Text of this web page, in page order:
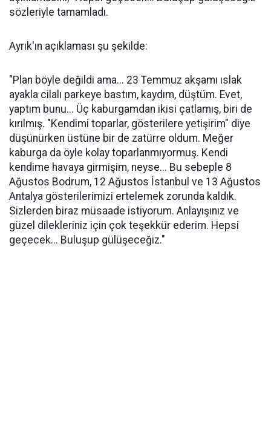
sözleriyle tamamladı.
Ayrık'ın açıklaması şu şekilde:
"Plan böyle değildi ama... 23 Temmuz akşamı ıslak
ayakla cilalı parkeye bastım, kaydım, düştüm. Evet,
yaptım bunu... Üç kaburgamdan ikisi çatlamış, biri de
kırılmış. "Kendimi toparlar, gösterilere yetişirim" diye
düşünürken üstüne bir de zatürre oldum. Meğer
kaburga da öyle kolay toparlanmıyormuş. Kendi
kendime havaya girmişim, neyse... Bu sebeple 8
Ağustos Bodrum, 12 Ağustos İstanbul ve 13 Ağustos
Antalya gösterilerimizi ertelemek zorunda kaldık.
Sizlerden biraz müsaade istiyorum. Anlayışınız ve
güzel dilekleriniz için çok teşekkür ederim. Hepsi
geçecek... Buluşup gülüşeceğiz."